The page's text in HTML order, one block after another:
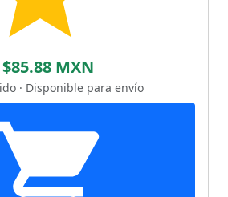
$85.88 MXN
· Disponible para envío